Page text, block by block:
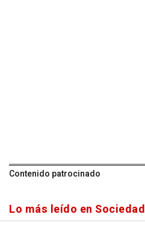
Contenido patrocinado
Lo más leído en Sociedad